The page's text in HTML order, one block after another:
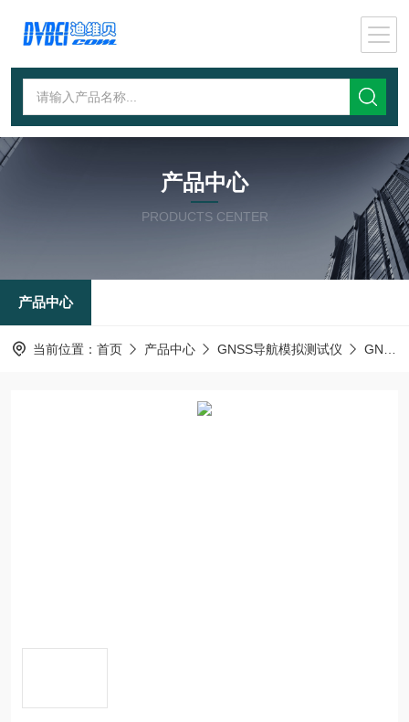
产品中心
PRODUCTS CENTER
产品中心
当前位置： 首页 产品中心 GNSS导航模拟测试仪 GNSS导航欺骗源